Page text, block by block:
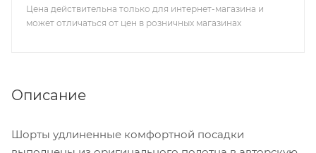
Цена действительна только для интернет-магазина и
может отличаться от цен в розничных магазинах
Описание
Шорты удлиненные комфортной посадки